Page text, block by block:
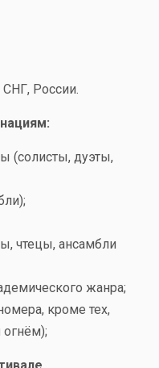
России.
(солисты, дуэты,
чтецы, ансамбли
жанра;
кроме тех,
огнём);